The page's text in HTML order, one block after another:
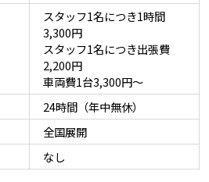
スタッフ1名につき1時間
3,300円
スタッフ1名につき出張費
2,200円
車両費1台3,300円～
24時間（年中無休）
全国展開
なし